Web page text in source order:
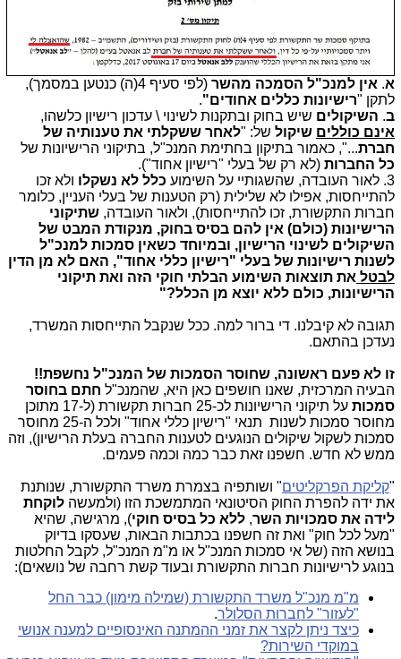
א. אין למנכ"ל הסמכה מהשר
(לפי סעיף 4(ה) כנטען במסמך),
לתקן "רישיונות כללים אחודים".
ב. השיקולים שיש בחוק ובתקנות לשינוי \ עדכון רישיון כלשהו,
אינם כוללים שיקול של: "לאחר ששקלתי את טענותיה של
חברת...", כאמור בתיקון בחתימת המנכ"ל, בתיקוני הרישיונות של
כל החברות (לא רק של בעלי "רישיון אחוד").
3. לאור העובדה, שהשגותיי על השימוע
כלל לא נשקלו ולא זכו
להתייחסות, אפילו לא שלילית (רק הטענות של בעלי העניין, כלומר
חברות התקשורת, זכו להתייחסות), ולאור העובדה, שתיקוני
הרישיונות (כולם) אין להם בסיס בחוק, מנקודת המבט של
השיקולים לשינוי הרישיון, ובמיוחד כשאין סמכות למנכ"ל
לשנות רישיונות של בעלי "רישיון כללי אחוד", האם לא מן הדין
לבטל את תוצאות השימוע הבלתי חוקי הזה ואת תיקוני
הרישיונות, כולם ללא יוצא מן הכלל?"
תגובה לא קיבלנו. די ברור למה. ככל שנקבל התייחסות המשרד,
נעדכן בהתאם.
זו לא פעם ראשונה, שחוסר הסמכות של המנכ"ל נחשפת!!
הבעיה המרכזית, שאנו חושפים כאן היא, שהמנכ"ל חתם בחוסר
סמכות
על תיקוני הרישיונות לכ-25 חברות תקשורת (ל-17 מתוכן
מחוסר סמכות לשנות תנאי "רישיון כללי אחוד" ולכל ה-25 מחוסר
סמכות לשקול שיקולים הנוגעים לטענות החברה בעלת הרישיון), וזה
ממש לא חדש. חשפנו זאת כבר כמה וכמה פעמים.
"קליקת הפרקליטים" ושותפיה בצמרת משרד התקשורת, שנותנת
את ידה להפרת החוק הסיטונאי המתמשכת הזו (ולמעשה לוקחת
לידה את סמכויות השר, ללא כל בסיס חוקי), מרגישה, שהיא
"מעל לכל חוק" ואת זה חשפנו בכתבות הבאות, שעסקו בדיוק
בנושא הזה (של אי סמכות המנכ"ל או מ"מ המנכ"ל, לקבל החלטות
בנוגע לרישיונות חברות התקשורת ובעוד קשת רחבה של נושאים):
מ"מ מנכ"ל משרד התקשורת (שמילה מימון) כבר החל
"לעזור" לחברות הסלולר.
כיצד ניתן לקצר את זמני ההמתנה האינסופיים למענה אנושי
במוקדי השירות?